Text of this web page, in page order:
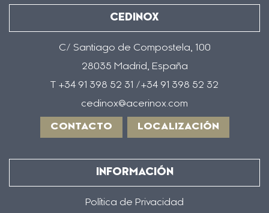
CEDINOX
C/ Santiago de Compostela, 100
28035 Madrid, España
T +34 91 398 52 31 /+34 91 398 52 32
cedinox@acerinox.com
CONTACTO LOCALIZACIÓN
INFORMACIÓN
Política de Privacidad